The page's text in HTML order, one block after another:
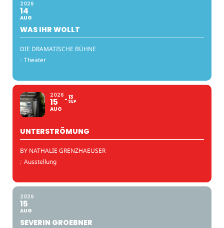
2026
14
AUG
WAS IHR WOLLT
DIE DRAMATISCHE BÜHNE
: Theater
2026
15
AUG
13
SEP
UNTERSTRÖMUNG
BY NATHALIE GRENZHAEUSER
: Ausstellung
2026
15
AUG
SEVERIN GROEBNER